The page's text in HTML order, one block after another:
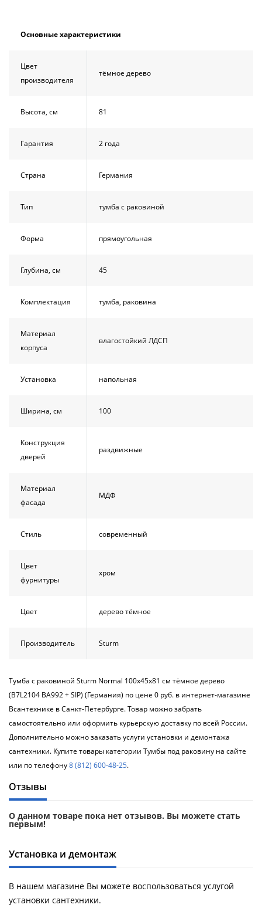
Основные характеристики
Цвет
производителя
тёмное дерево
Высота, см 81
Гарантия 2 года
Страна Германия
Тип тумба с раковиной
Форма прямоугольная
Глубина, см 45
Комплектация тумба, раковина
Материал
корпуса
влагостойкий ЛДСП
Установка напольная
Ширина, см 100
Конструкция
дверей
раздвижные
Материал
фасада
МДФ
Стиль современный
Цвет
фурнитуры
хром
Цвет дерево тёмное
Производитель Sturm
Тумба с раковиной Sturm Normal 100х45х81 см тёмное дерево
(B7L2104 BA992 + SIP) (Германия) по цене 0 руб. в интернет-магазине
Всантехнике в Санкт-Петербурге. Товар можно забрать
самостоятельно или оформить курьерскую доставку по всей России.
Дополнительно можно заказать услуги установки и демонтажа
сантехники. Купите товары категории Тумбы под раковину на сайте
или по телефону8 (812) 600-48-25.
Отзывы
О данном товаре пока нет отзывов. Вы можете стать
первым!
Установка и демонтаж
В нашем магазине Вы можете воспользоваться услугой
установки сантехники.